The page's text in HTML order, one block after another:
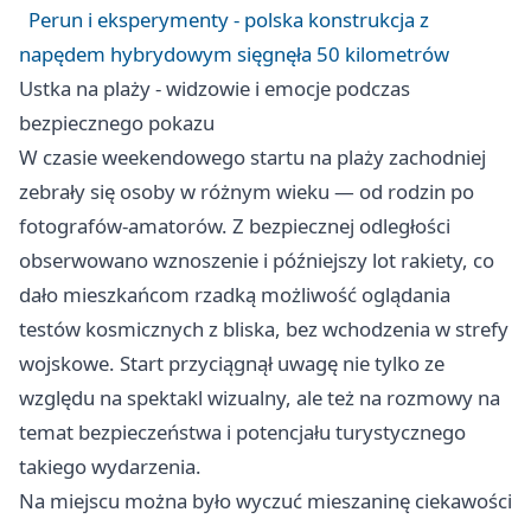
Perun i eksperymenty - polska konstrukcja z
napędem hybrydowym sięgnęła 50 kilometrów
Ustka na plaży - widzowie i emocje podczas
bezpiecznego pokazu
W czasie weekendowego startu na plaży zachodniej
zebrały się osoby w różnym wieku — od rodzin po
fotografów-amatorów. Z bezpiecznej odległości
obserwowano wznoszenie i późniejszy lot rakiety, co
dało mieszkańcom rzadką możliwość oglądania
testów kosmicznych z bliska, bez wchodzenia w strefy
wojskowe. Start przyciągnął uwagę nie tylko ze
względu na spektakl wizualny, ale też na rozmowy na
temat bezpieczeństwa i potencjału turystycznego
takiego wydarzenia.
Na miejscu można było wyczuć mieszaninę ciekawości